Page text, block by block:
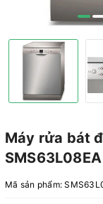
Máy rửa bát
SMS63L08EA
Mã sản phẩm: